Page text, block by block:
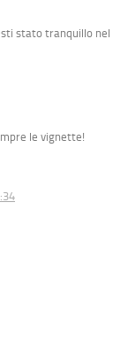
stato tranquillo nel
le vignette!